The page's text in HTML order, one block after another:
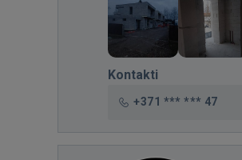
Kontakti
+371 *** *** 47